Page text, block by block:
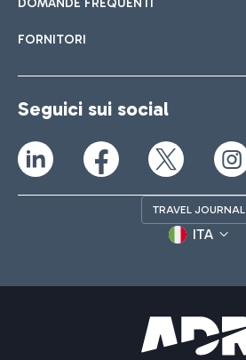
DOMANDE FREQUENTI
FORNITORI
Seguici sui social
TRAVEL JOURNAL
ITA